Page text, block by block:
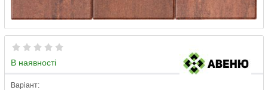
В наявності
Варіант: